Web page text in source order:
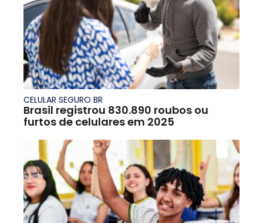
CELULAR SEGURO BR
Brasil registrou 830.890 roubos ou
furtos de celulares em 2025